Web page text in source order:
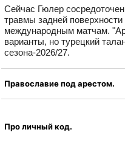
Сейчас Гюлер
травмы задней поверхности
международным матчам.
варианты, но турецкий
сезона‑2026/27.
Православие под арестом.
Про личный код.